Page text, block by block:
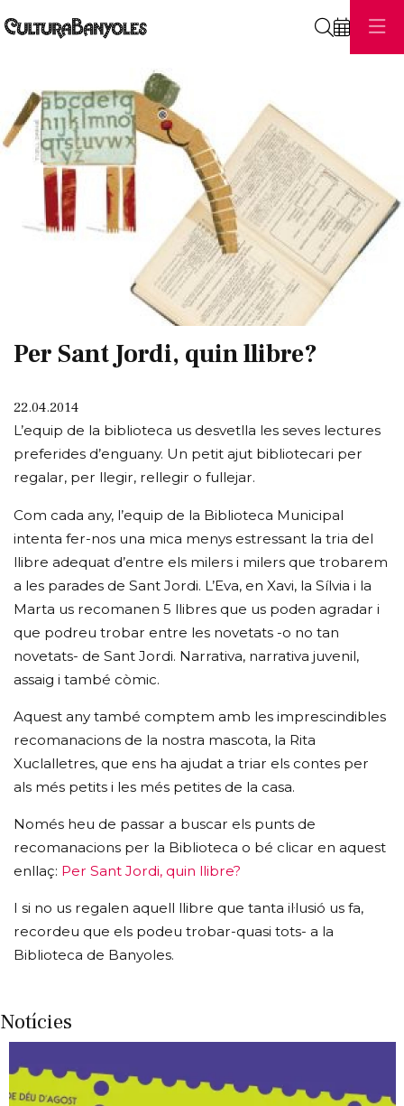
Per Sant Jordi, quin llibre?
22.04.2014
L’equip de la biblioteca us desvetlla les seves lectures
preferides d’enguany. Un petit ajut bibliotecari per
regalar, per llegir, rellegir o fullejar.
Com cada any, l’equip de la Biblioteca Municipal
intenta fer-nos una mica menys estressant la tria del
llibre adequat d’entre els milers i milers que trobarem
a les parades de Sant Jordi. L’Eva, en Xavi, la Sílvia i la
Marta us recomanen 5 llibres que us poden agradar i
que podreu trobar entre les novetats -o no tan
novetats- de Sant Jordi. Narrativa, narrativa juvenil,
assaig i també còmic.
Aquest any també comptem amb les imprescindibles
recomanacions de la nostra mascota, la Rita
Xuclalletres, que ens ha ajudat a triar els contes per
als més petits i les més petites de la casa.
Només heu de passar a buscar els punts de
recomanacions per la Biblioteca o bé clicar en aquest
enllaç: Per Sant Jordi, quin llibre?
I si no us regalen aquell llibre que tanta il·lusió us fa,
recordeu que els podeu trobar-quasi tots- a la
Biblioteca de Banyoles.
Notícies